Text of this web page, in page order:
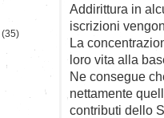
Addirittura in
iscrizioni
La
loro vita alla
Ne consegue
nettamente
contributi dello
(35)